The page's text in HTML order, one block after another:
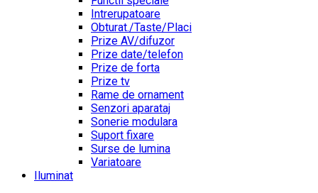
Intrerupatoare
Obturat./Taste/Placi
Prize AV/difuzor
Prize date/telefon
Prize de forta
Prize tv
Rame de ornament
Senzori aparataj
Sonerie modulara
Suport fixare
Surse de lumina
Variatoare
Iluminat